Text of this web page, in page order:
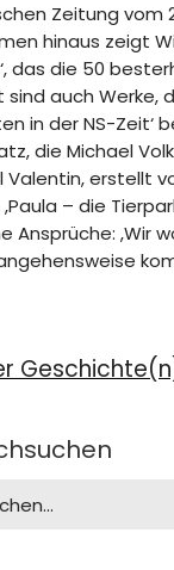
Zeitung vom
hinaus zeigt
das die 50
sind auch
in der NS-Zeit‘
die Michael
Valentin, erstellt
– die
Ansprüche: ,Wir